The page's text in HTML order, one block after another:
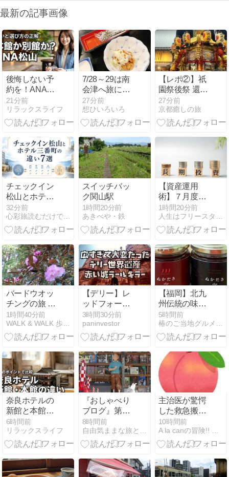
最新の記事画像
後悔しない予
約を！ANAク
ラウンプラザ
ホテル松山の
本館と別館の
の正解
21分前
リラックスライフ
7/28～29は南
会津へ旅に行
った。その５
27分前
想ひいろいろ
【レポ②】祇
園祭後祭 還幸
祭
27分前
京都癒しの旅
チェックイン
松山とホテル
三番町の違い
7選
32分前
心彩旅読むだけで心が満たされる旅のプラン情報。
スイッチバッ
ク関山駅
1時間20分前
あきべや・鉄
【資産運用
術】７月度の
積立投資損益
結果！目先の
損益結果よ
を継続してこ
とが大切！
1時間20分前
バードウオッ
チングの旅 阿
蘇西国三十三
ヶ所観音霊場
巡り 4日目
1時間40分前
WALK & WALK 歩け！ そして歩け！
【デリー】レ
ッドフォート
（ラール・キ
ラー）観光ガ
イド！建物が
的理由
3時間30分前
paninvestor
【福岡】北九
州伝統の味
「ぬかだき」
をおしゃれに
アレンジ料理
5時間前
奈良ホテルの
新館と本館の
違いを5つの
ポイントで比
較！失敗しな
び方
6時間前
リラックスライフ
『おしゃべり
ブログ』第53
回：ロンドン
からベルギー
へ！パディン
の再会と、迷
子を救う神対
8時間前
主治医が驚愕
した救急搬送
と夫の病状
10時間前